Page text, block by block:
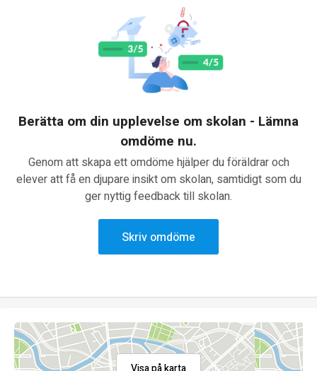
Berätta om din upplevelse om skolan - Lämna
omdöme nu.
Genom att skapa ett omdöme hjälper du föräldrar och
elever att få en djupare insikt om skolan, samtidigt som du
ger nyttig feedback till skolan.
Skriv omdöme